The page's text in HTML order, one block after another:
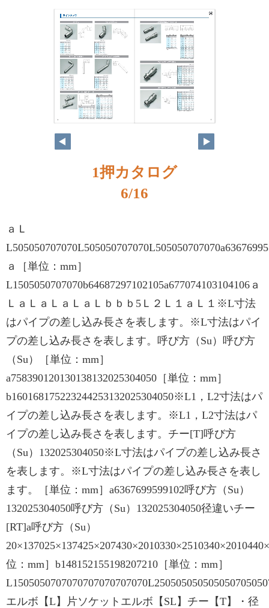
1押カタログ
6/16
ａＬ
ａ［単位：mm］
L1505050707070b64687297102105a677074103104106ａ
ＬａＬａＬａＬａＬｂｂｂ5Ｌ２Ｌ１ａＬ１※L寸法
はパイプの差し込み長さを表します。※L寸法はパイ
プの差し込み長さを表します。呼び方（Su）呼び方
（Su）［単位：mm］
a758390120130138132025304050［単位：mm］
b160168175223244253132025304050※L1，L2寸法はパ
イプの差し込み長さを表します。※L1，L2寸法はパ
イプの差し込み長さを表します。チー[T]呼び方
（Su）132025304050※L寸法はパイプの差し込み長さ
を表します。※L寸法はパイプの差し込み長さを表し
ます。［単位：mm］a6367699599102呼び方（Su）
132025304050呼び方（Su）132025304050径違いチー
[RT]a呼び方（Su）
位：mm］b148152155198207210［単位：mm］
エルボ【L】片ソケットエルボ【SL】チー【T】・径